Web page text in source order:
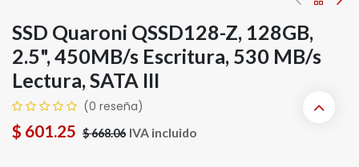
SSD Quaroni QSSD128-Z, 128GB,
2.5", 450MB/s Escritura, 530 MB/s
Lectura, SATA III
(0 reseña)
$ 601.25 $668.06 IVA incluido